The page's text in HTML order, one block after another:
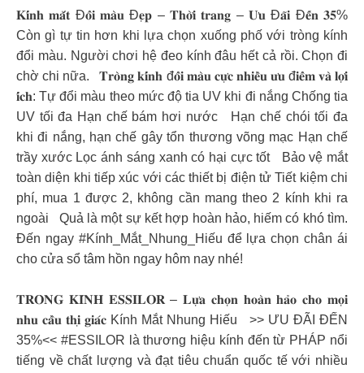
𝐊𝐢́𝐧𝐡 𝐦𝐚̆́𝐭 Đ𝐨̂̉𝐢 𝐦𝐚̀𝐮 Đ𝐞̣𝐩 – 𝐓𝐡𝐨̛̀𝐢 𝐭𝐫𝐚𝐧𝐠 – 𝐔̛𝐮 Đ𝐚̃𝐢 Đ𝐞̂́𝐧 𝟑𝟓%
Còn gì tự tin hơn khi lựa chọn xuống phố với tròng kính
đổi màu. Người chơi hệ đeo kính đâu hết cả rồi. Chọn đi
chờ chi nữa. 𝐓𝐫𝐨̀𝐧𝐠 𝐤𝐢́𝐧𝐡 đ𝐨̂̉𝐢 𝐦𝐚̀𝐮 𝐜𝐮̛̣𝐜 𝐧𝐡𝐢𝐞̂̀𝐮 𝐮̛𝐮 đ𝐢𝐞̂̉𝐦 𝐯𝐚̀ 𝐥𝐨̛̣𝐢
𝐢́𝐜𝐡: Tự đổi màu theo mức độ tia UV khi đi nắng Chống tia
UV tối đa Hạn chế bám hơi nước Hạn chế chói tối đa
khi đi nắng, hạn chế gây tổn thương võng mạc Hạn chế
trầy xước Lọc ánh sáng xanh có hại cực tốt Bảo vệ mắt
toàn diện khi tiếp xúc với các thiết bị điện tử Tiết kiệm chi
phí, mua 1 được 2, không cần mang theo 2 kính khi ra
ngoài Quả là một sự kết hợp hoàn hảo, hiếm có khó tìm.
Đến ngay #Kính_Mắt_Nhung_Hiếu để lựa chọn chân ái
cho cửa sổ tâm hồn ngay hôm nay nhé!
𝐓𝐑𝐎̀𝐍𝐆 𝐊𝐈́𝐍𝐇 𝐄𝐒𝐒𝐈𝐋𝐎𝐑 – 𝐋𝐮̛̣𝐚 𝐜𝐡𝐨̣𝐧 𝐡𝐨𝐚̀𝐧 𝐡𝐚̉𝐨 𝐜𝐡𝐨 𝐦𝐨̣𝐢
𝐧𝐡𝐮 𝐜𝐚̂̀𝐮 𝐭𝐡𝐢̣ 𝐠𝐢𝐚́𝐜 Kính Mắt Nhung Hiếu >> ƯU ĐÃI ĐẾN
35%<< #ESSILOR là thương hiệu kính đến từ PHÁP nổi
tiếng về chất lượng và đạt tiêu chuẩn quốc tế với nhiều